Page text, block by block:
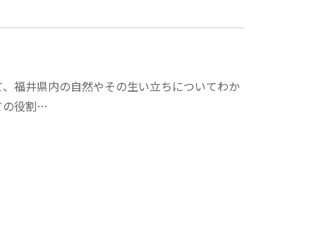
福井県内の自然やその生い立ちについてわか
の役割…